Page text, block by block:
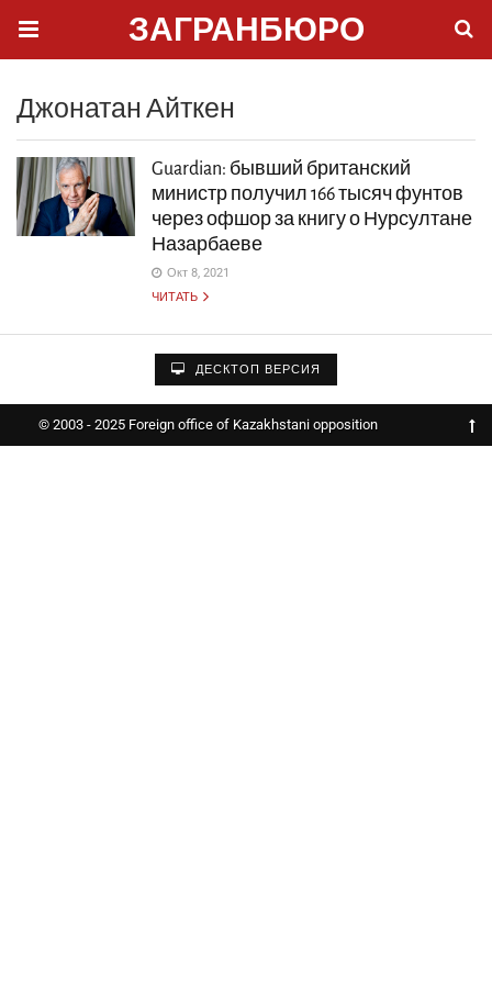
ЗАГРАНБЮРО
Джонатан Айткен
Guardian: бывший британский
министр получил 166 тысяч фунтов
через офшор за книгу о Нурсултане
Назарбаеве
Окт 8, 2021
ЧИТАТЬ
ДЕСКТОП ВЕРСИЯ
© 2003 - 2025 Foreign office of Kazakhstani opposition